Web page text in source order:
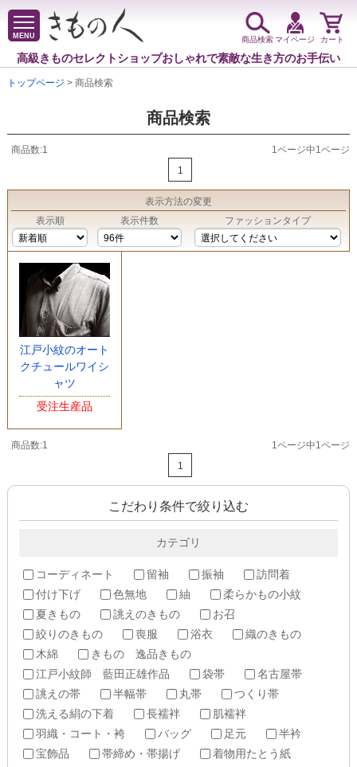
MENU
高級きものセレクトショップおしゃれで素敵な生き方のお手伝い
商品検索マイページ カート
トップページ > 商品検索
商品検索
商品数:1
1ページ中1ページ
1
表示方法の変更
表示順
表示件数 ファッションタイプ
江戸小紋のオート
クチュールワイシ
ャツ
受注生産品
商品数:1
1ページ中1ページ
1
こだわり条件で絞り込む
カテゴリ
コーディネート 留袖 振袖
訪問着
付け下げ
色無地 紬
柔らかもの小紋
夏きもの
誂えのきもの
お召
絞りのきもの
喪服 浴衣
織のきもの
木綿
きもの 逸品きもの
江戸小紋師 藍田正雄作品
袋帯
名古屋帯
誂えの帯
半幅帯 丸帯
つくり帯
洗える絹の下着
長襦袢
肌襦袢
羽織・コート・袴
バッグ 足元
半衿
宝飾品
帯締め・帯揚げ
着物用たとう紙